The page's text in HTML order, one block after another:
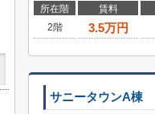
所在階 賃料
2階
3.5万円
サニータウンA棟